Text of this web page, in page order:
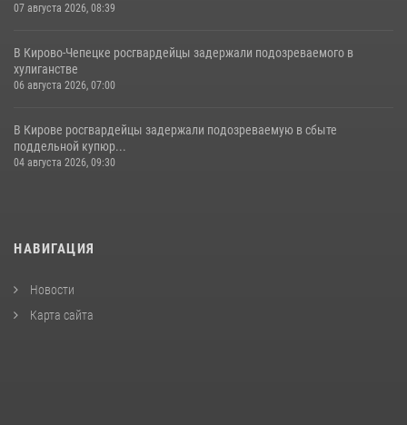
07 августа 2026, 08:39
В Кирово-Чепецке росгвардейцы задержали подозреваемого в
хулиганстве
06 августа 2026, 07:00
В Кирове росгвардейцы задержали подозреваемую в сбыте
поддельной купюр...
04 августа 2026, 09:30
НАВИГАЦИЯ
Новости
Карта сайта